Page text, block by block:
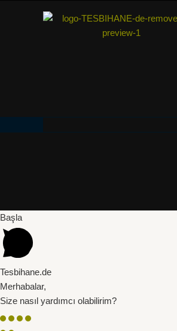
Başla
Tesbihane.de
Merhabalar,
Size nasıl yardımcı olabilirim?